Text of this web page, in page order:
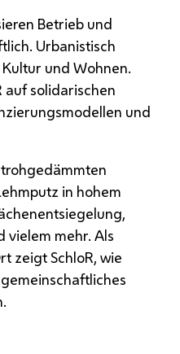
Betrieb und
Urbanistisch
und Wohnen.
auf solidarischen
und
in hohem
vielem mehr. Als
zeigt SchloR, wie